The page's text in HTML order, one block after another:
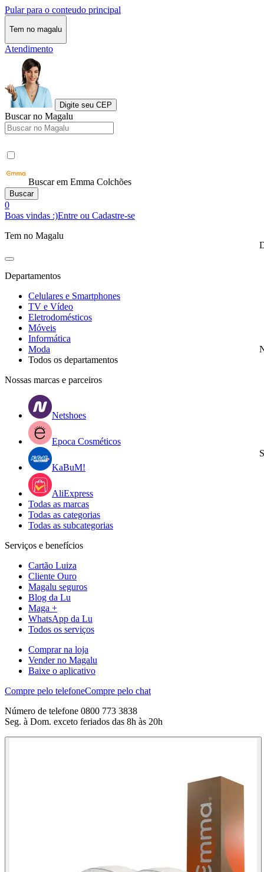
Pular para o conteudo principal
Tem no magalu
Atendimento
Digite seu CEP
Buscar no Magalu
Buscar em Emma Colchões
Buscar
0
Boas vindas :)Entre ou Cadastre-se
Tem no Magalu
Departamentos
Celulares e Smartphones
TV e Vídeo
Eletrodomésticos
Móveis
Informática
Moda
Todos os departamentos
Nossas marcas e parceiros
Netshoes
Epoca Cosméticos
KaBuM!
AliExpress
Todas as marcas
Todas as categorias
Todas as subcategorias
Serviços e benefícios
Cartão Luiza
Cliente Ouro
Magalu seguros
Blog da Lu
Maga +
WhatsApp da Lu
Todos os serviços
Comprar na loja
Vender no Magalu
Baixe o aplicativo
Compre pelo telefoneCompre pelo chat
Número de telefone 0800 773 3838
Seg. à Dom. exceto feriados das 8h às 20h